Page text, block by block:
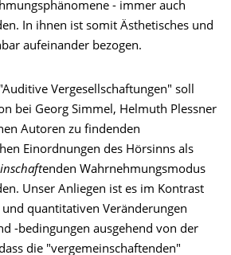
- immer auch
In ihnen ist somit Ästhetisches und
aufeinander bezogen.
Vergesellschaftungen" soll
bei Georg Simmel, Helmuth Plessner
Autoren zu findenden
Einordnungen des Hörsinns als
enden Wahrnehmungsmodus
Unser Anliegen ist es im Kontrast
quantitativen Veränderungen
-bedingungen ausgehend von der
die "vergemeinschaftenden"